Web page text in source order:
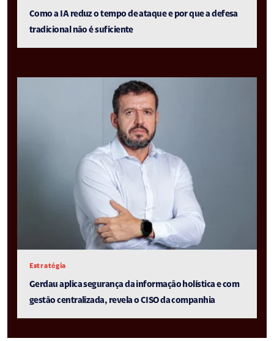
Como a IA reduz o tempo de ataque e por que a defesa
tradicional não é suficiente
Estratégia
Gerdau aplica segurança da informação holística e com
gestão centralizada, revela o CISO da companhia